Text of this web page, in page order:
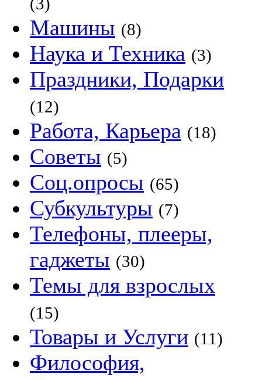
Машины (8)
Наука и Техника (3)
Праздники, Подарки
(12)
Работа, Карьера (18)
Советы (5)
Соц.опросы (65)
Субкультуры (7)
Телефоны, плееры,
гаджеты (30)
Темы для взрослых
(15)
Товары и Услуги (11)
Философия,